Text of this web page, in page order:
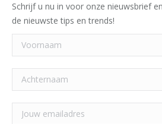
Schrijf u nu in voor onze nieuwsbrief
de nieuwste tips en trends!